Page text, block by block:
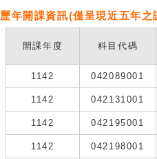
歷年開課資訊(僅呈現近五年之
開課年度 科目代碼
1142 042089001
1142 042131001
1142 042195001
1142 042198001